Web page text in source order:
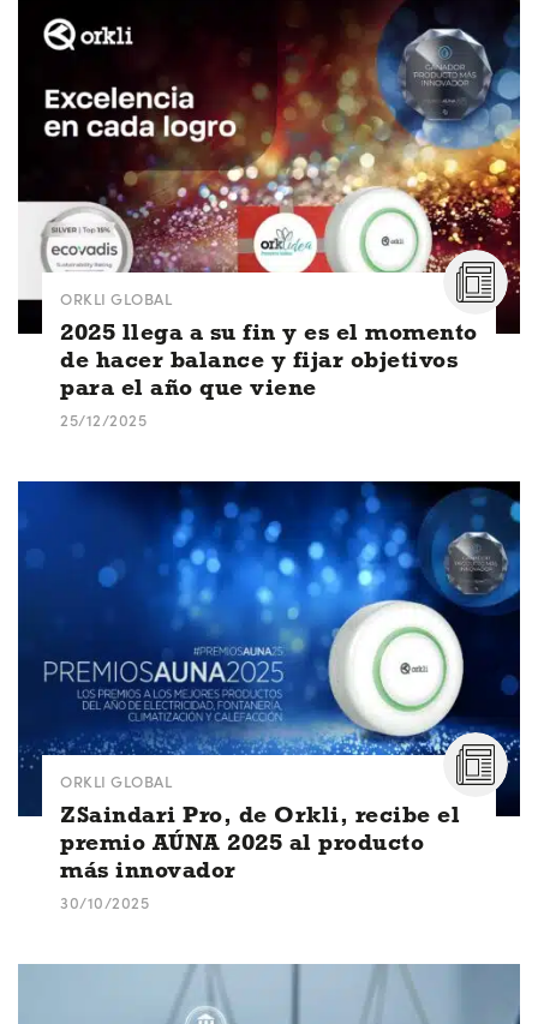
ORKLI GLOBAL
2025 llega a su fin y es el momento
de hacer balance y fijar objetivos
para el año que viene
25/12/2025
ORKLI GLOBAL
ZSaindari Pro, de Orkli, recibe el
premio AÚNA 2025 al producto
más innovador
30/10/2025